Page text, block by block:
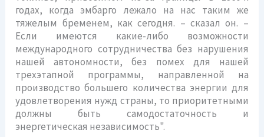
годах, когда эмбарго лежало на нас таким же
тяжелым бременем, как сегодня. – сказал он. –
Если имеются какие-либо возможности
международного сотрудничества без нарушения
нашей автономности, без помех для нашей
трехэтапной программы, направленной на
производство большего количества энергии для
удовлетворения нужд страны, то приоритетными
должны быть самодостаточность и
энергетическая независимость".